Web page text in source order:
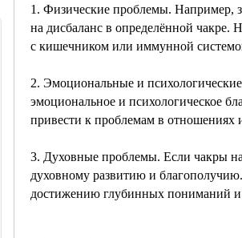
1. Физические проблемы. Например,
на дисбаланс в определённой
с кишечником или иммунной
2. Эмоциональные и
эмоциональное и психологическое
привести к проблемам в отношениях
3. Духовные проблемы. Если чакры
духовному развитию и
достижению глубинных пониманий и